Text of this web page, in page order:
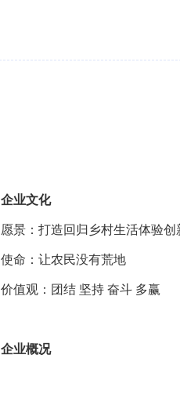
企业文化
愿景：打造回归乡村生活体验创
使命：让农民没有荒地
价值观：团结 坚持 奋斗 多赢
企业概况